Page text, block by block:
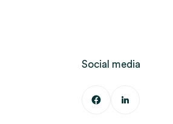
Social media